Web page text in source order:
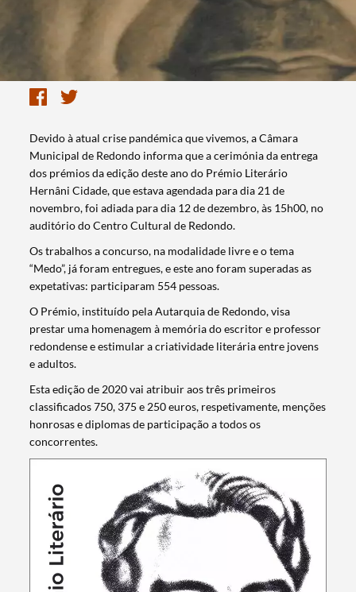
Devido à atual crise pandémica que vivemos, a Câmara
Municipal de Redondo informa que a cerimónia da entrega
dos prémios da edição deste ano do Prémio Literário
Hernâni Cidade, que estava agendada para dia 21 de
novembro, foi adiada para dia 12 de dezembro, às 15h00, no
auditório do Centro Cultural de Redondo.
Os trabalhos a concurso, na modalidade livre e o tema
“Medo”, já foram entregues, e este ano foram superadas as
expetativas: participaram 554 pessoas.
O Prémio, instituído pela Autarquia de Redondo, visa
prestar uma homenagem à memória do escritor e professor
redondense e estimular a criatividade literária entre jovens
e adultos.
Esta edição de 2020 vai atribuir aos três primeiros
classificados 750, 375 e 250 euros, respetivamente, menções
honrosas e diplomas de participação a todos os
concorrentes.